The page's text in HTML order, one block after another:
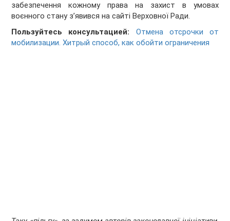
забезпечення кожному права на захист в умовах
воєнного стану з’явився на сайті Верховної Ради.
Пользуйтесь консультацией:
Отмена отсрочки от
мобилизации. Хитрый способ, как обойти ограничения